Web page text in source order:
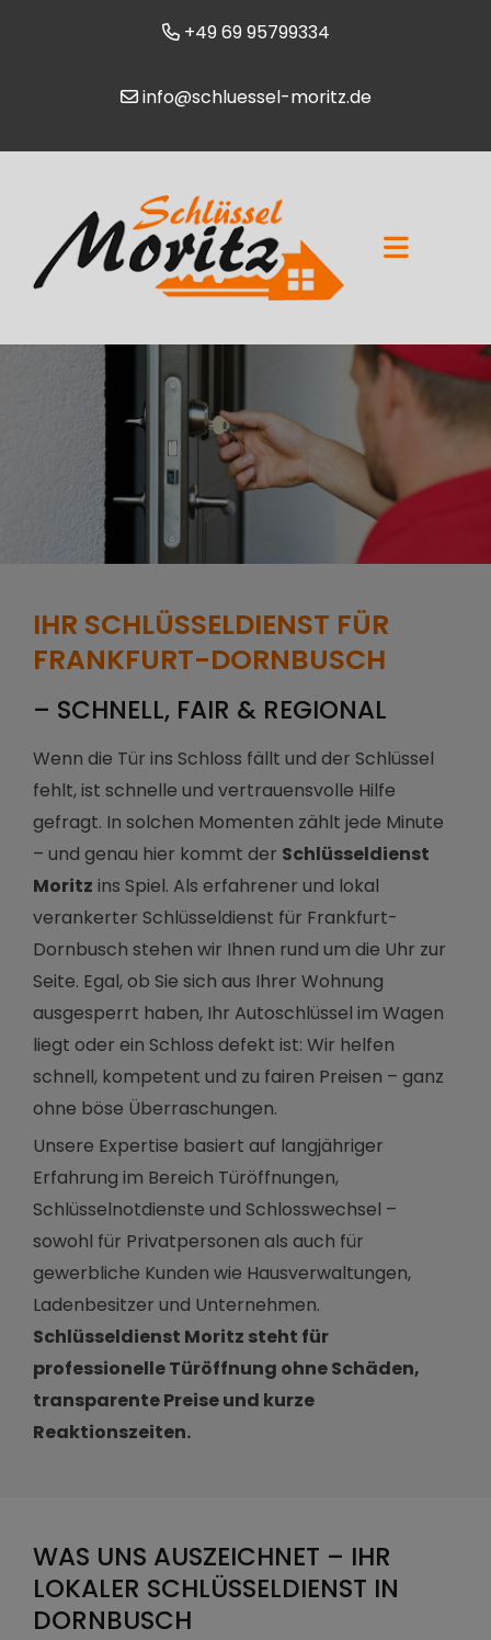
+49 69 95799334
info@schluessel-moritz.de
IHR SCHLÜSSELDIENST FÜR
FRANKFURT-DORNBUSCH
– SCHNELL, FAIR & REGIONAL
Wenn die Tür ins Schloss fällt und der Schlüssel
fehlt, ist schnelle und vertrauensvolle Hilfe
gefragt. In solchen Momenten zählt jede Minute
– und genau hier kommt der Schlüsseldienst
Moritz ins Spiel. Als erfahrener und lokal
verankerter Schlüsseldienst für Frankfurt-
Dornbusch stehen wir Ihnen rund um die Uhr zur
Seite. Egal, ob Sie sich aus Ihrer Wohnung
ausgesperrt haben, Ihr Autoschlüssel im Wagen
liegt oder ein Schloss defekt ist: Wir helfen
schnell, kompetent und zu fairen Preisen – ganz
ohne böse Überraschungen.
Unsere Expertise basiert auf langjähriger
Erfahrung im Bereich Türöffnungen,
Schlüsselnotdienste und Schlosswechsel –
sowohl für Privatpersonen als auch für
gewerbliche Kunden wie Hausverwaltungen,
Ladenbesitzer und Unternehmen.
Schlüsseldienst Moritz steht für
professionelle Türöffnung ohne Schäden,
transparente Preise und kurze
Reaktionszeiten.
WAS UNS AUSZEICHNET – IHR
LOKALER SCHLÜSSELDIENST IN
DORNBUSCH